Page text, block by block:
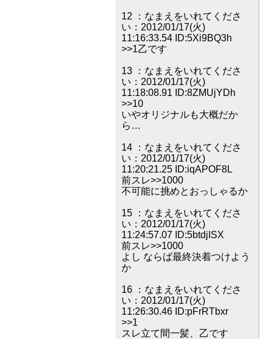
12 ：なまえをいれてくださ
い：2012/01/17(火)
11:16:33.54 ID:5Xi9BQ3h
>>1乙です
13 ：なまえをいれてくださ
い：2012/01/17(火)
11:18:08.91 ID:8ZMUjYDh
>>10
いやオリジナルも大概だか
ら…
14 ：なまえをいれてくださ
い：2012/01/17(火)
11:20:21.25 ID:iqAPOF8L
前スレ>>1000
不可能に挑めとおっしゃるか
15 ：なまえをいれてくださ
い：2012/01/17(火)
11:24:57.07 ID:5btdjISX
前スレ>>1000
よし ならば最終決着つけよう
か
16 ：なまえをいれてくださ
い：2012/01/17(火)
11:26:30.46 ID:pFrRTbxr
>>1
スレ立て間一髪、乙です